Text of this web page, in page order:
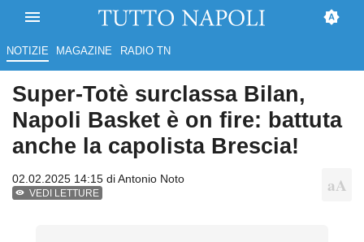
NOTIZIE MAGAZINE RADIO TN
Super-Totè surclassa Bilan,
Napoli Basket è on fire: battuta
anche la capolista Brescia!
02.02.2025 14:15 diAntonio Noto
VEDI LETTURE